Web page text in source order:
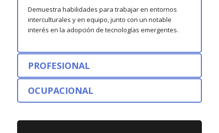
Demuestra habilidades para trabajar en entornos
interculturales y en equipo, junto con un notable
interés en la adopción de tecnologías emergentes.
PROFESIONAL
OCUPACIONAL